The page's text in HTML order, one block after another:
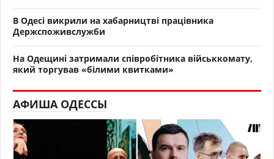
В Одесі викрили на хабарництві працівника
Держспоживслужби
На Одещині затримали співробітника військкомату,
який торгував «білими квитками»
АФИША ОДЕССЫ